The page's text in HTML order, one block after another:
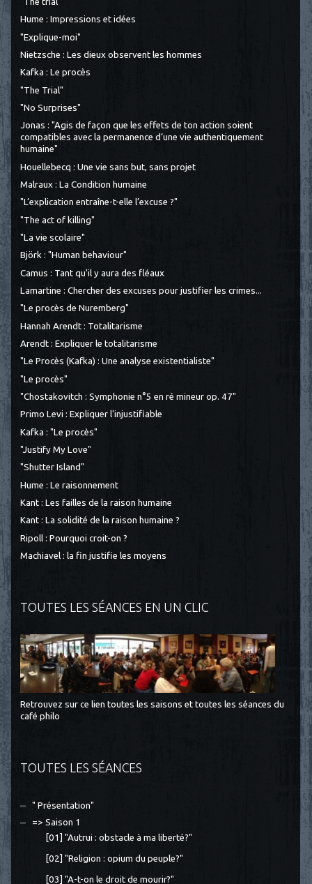
Hume : Impressions et idées
"Explique-moi"
Nietzsche : Les dieux observent les hommes
Kafka : Le procès
"The Trial"
"No Surprises"
Jonas : "Agis de façon que les effets de ton action soient
compatibles avec la permanence d’une vie authentiquement
humaine"
Houellebecq : Une vie sans but, sans projet
Malraux : La Condition humaine
"L’explication entraîne-t-elle l’excuse ?"
"The act of killing"
"La vie scolaire"
Björk : "Human behaviour"
Camus : Tant qu'il y aura des fléaux
Lamartine : Chercher des excuses pour justifier les crimes...
"Le procès de Nuremberg"
Hannah Arendt : Totalitarisme
Arendt : Expliquer le totalitarisme
"Le Procès (Kafka) : Une analyse existentialiste"
"Le procès"
"Chostakovitch : Symphonie n°5 en ré mineur op. 47"
Primo Levi : Expliquer l'injustifiable
Kafka : "Le procès"
"Justify My Love"
"Shutter Island"
Hume : Le raisonnement
Kant : Les failles de la raison humaine
Kant : La solidité de la raison humaine ?
Ripoll : Pourquoi croit-on ?
Machiavel : la fin justifie les moyens
TOUTES LES SÉANCES EN UN CLIC
Retrouvez sur ce lien toutes les saisons et toutes les séances du
café philo
TOUTES LES SÉANCES
" Présentation"
=> Saison 1
[01] "Autrui : obstacle à ma liberté?"
[02] "Religion : opium du peuple?"
[03] "A-t-on le droit de mourir?"